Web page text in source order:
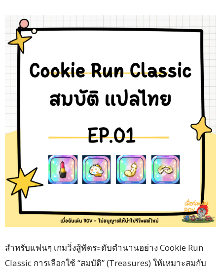
สำหรับแฟนๆ เกมวิ่งสู้ฟัดระดับตำนานอย่าง Cookie Run
Classic การเลือกใช้ “สมบัติ” (Treasures) ให้เหมาะสมกับ